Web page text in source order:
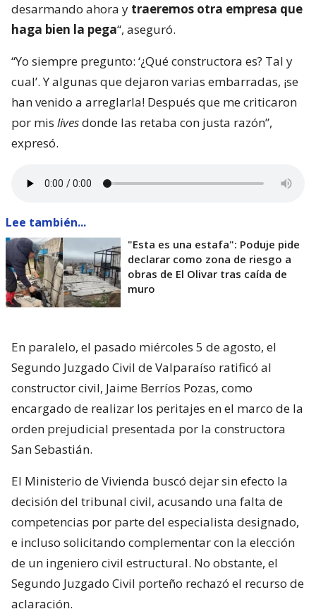
desarmando ahora y traeremos otra empresa que
haga bien la pega“, aseguró.
“Yo siempre pregunto: ‘¿Qué constructora es? Tal y
cual’. Y algunas que dejaron varias embarradas, ¡se
han venido a arreglarla! Después que me criticaron
por mis livesdonde las retaba con justa razón”,
expresó.
Lee también...
"Esta es una estafa": Poduje pide
declarar como zona de riesgo a
obras de El Olivar tras caída de
muro
En paralelo, el pasado miércoles 5 de agosto, el
Segundo Juzgado Civil de Valparaíso ratificó al
constructor civil, Jaime Berríos Pozas, como
encargado de realizar los peritajes en el marco de la
orden prejudicial presentada por la constructora
San Sebastián.
El Ministerio de Vivienda buscó dejar sin efecto la
decisión del tribunal civil, acusando una falta de
competencias por parte del especialista designado,
e incluso solicitando complementar con la elección
de un ingeniero civil estructural. No obstante, el
Segundo Juzgado Civil porteño rechazó el recurso de
aclaración.